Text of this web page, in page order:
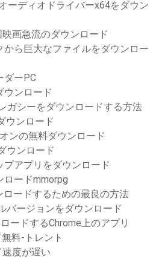
ーディオドライバーx64をダウン
画急流のダウンロード
から巨大なファイルをダウンロー
ダーPC
ウンロード
ガシーをダウンロードする方法
ウンロード
ンの無料ダウンロード
ウンロード
アプリをダウンロード
ロードmmorpg
ロードするための最良の方法
バージョンをダウンロード
ードするChrome上のアプリ
料-トレント
度が遅い